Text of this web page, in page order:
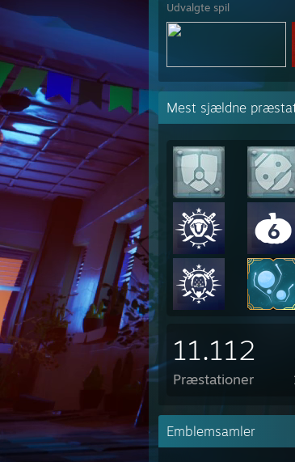
Udvalgte spil
Mest sjældne
11.112
Præstationer
Emblemsamler